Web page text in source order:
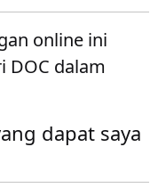
online ini
DOC dalam
dapat saya